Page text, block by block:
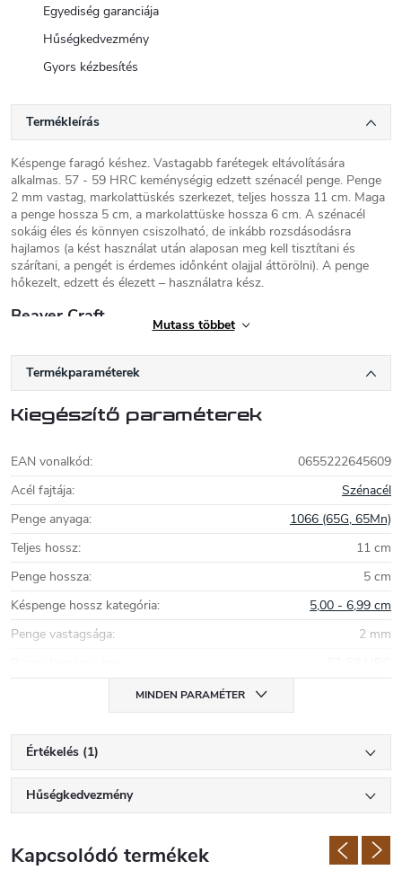
Egyediség garanciája
Hűségkedvezmény
Gyors kézbesítés
Termékleírás
Késpenge faragó késhez. Vastagabb farétegek eltávolítására
alkalmas. 57 - 59 HRC keménységig edzett szénacél penge. Penge
2 mm vastag, markolattüskés szerkezet, teljes hossza 11 cm. Maga
a penge hossza 5 cm, a markolattüske hossza 6 cm. A szénacél
sokáig éles és könnyen csiszolható, de inkább rozsdásodásra
hajlamos (a kést használat után alaposan meg kell tisztítani és
szárítani, a pengét is érdemes időnként olajjal áttörölni). A penge
hőkezelt, edzett és élezett – használatra kész.
Beaver Craft
Különleges faragókések, kanalak és vésők különböző
formájú és méretű, különböző faragási technikákhoz
faragószerszámok gyártásához speciális ötvözött
elérheti rajta a magas élességet. Ennek az acélnak az egyik
legnagyobb erőssége a tartóssága - elhajlás nélkül bírja az intenzív
csavarást és hajlítást. Minden BeaverCraft szerszámot a gyártás
végén minőségellenőrzésnek vetnek alá. A gyártó gondosan
ellenőrzi a szerszámok formáját, élességét, keménységét,
geometriáját és megjelenését.
Mutass többet
Termékparaméterek
Kiegészítő paraméterek
EAN vonalkód:
0655222645609
Acél fajtája:
Szénacél
Penge anyaga:
1066 (65G, 65Mn)
Teljes hossz:
11 cm
Penge hossza:
5 cm
Késpenge hossz kategória:
5,00 - 6,99 cm
Penge vastagsága:
2 mm
MINDEN PARAMÉTER
Értékelés (1)
Hűségkedvezmény
Kapcsolódó termékek